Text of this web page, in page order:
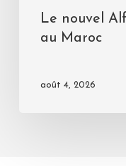
Le nouvel
au Maroc
août 4, 2026